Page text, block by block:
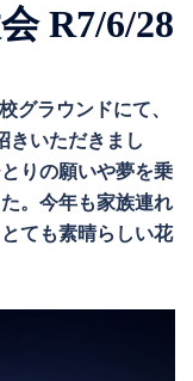
R7/6/28
グラウンドにて、
きいただきまし
りの願いや夢を乗
。今年も家族連れ
ても素晴らしい花